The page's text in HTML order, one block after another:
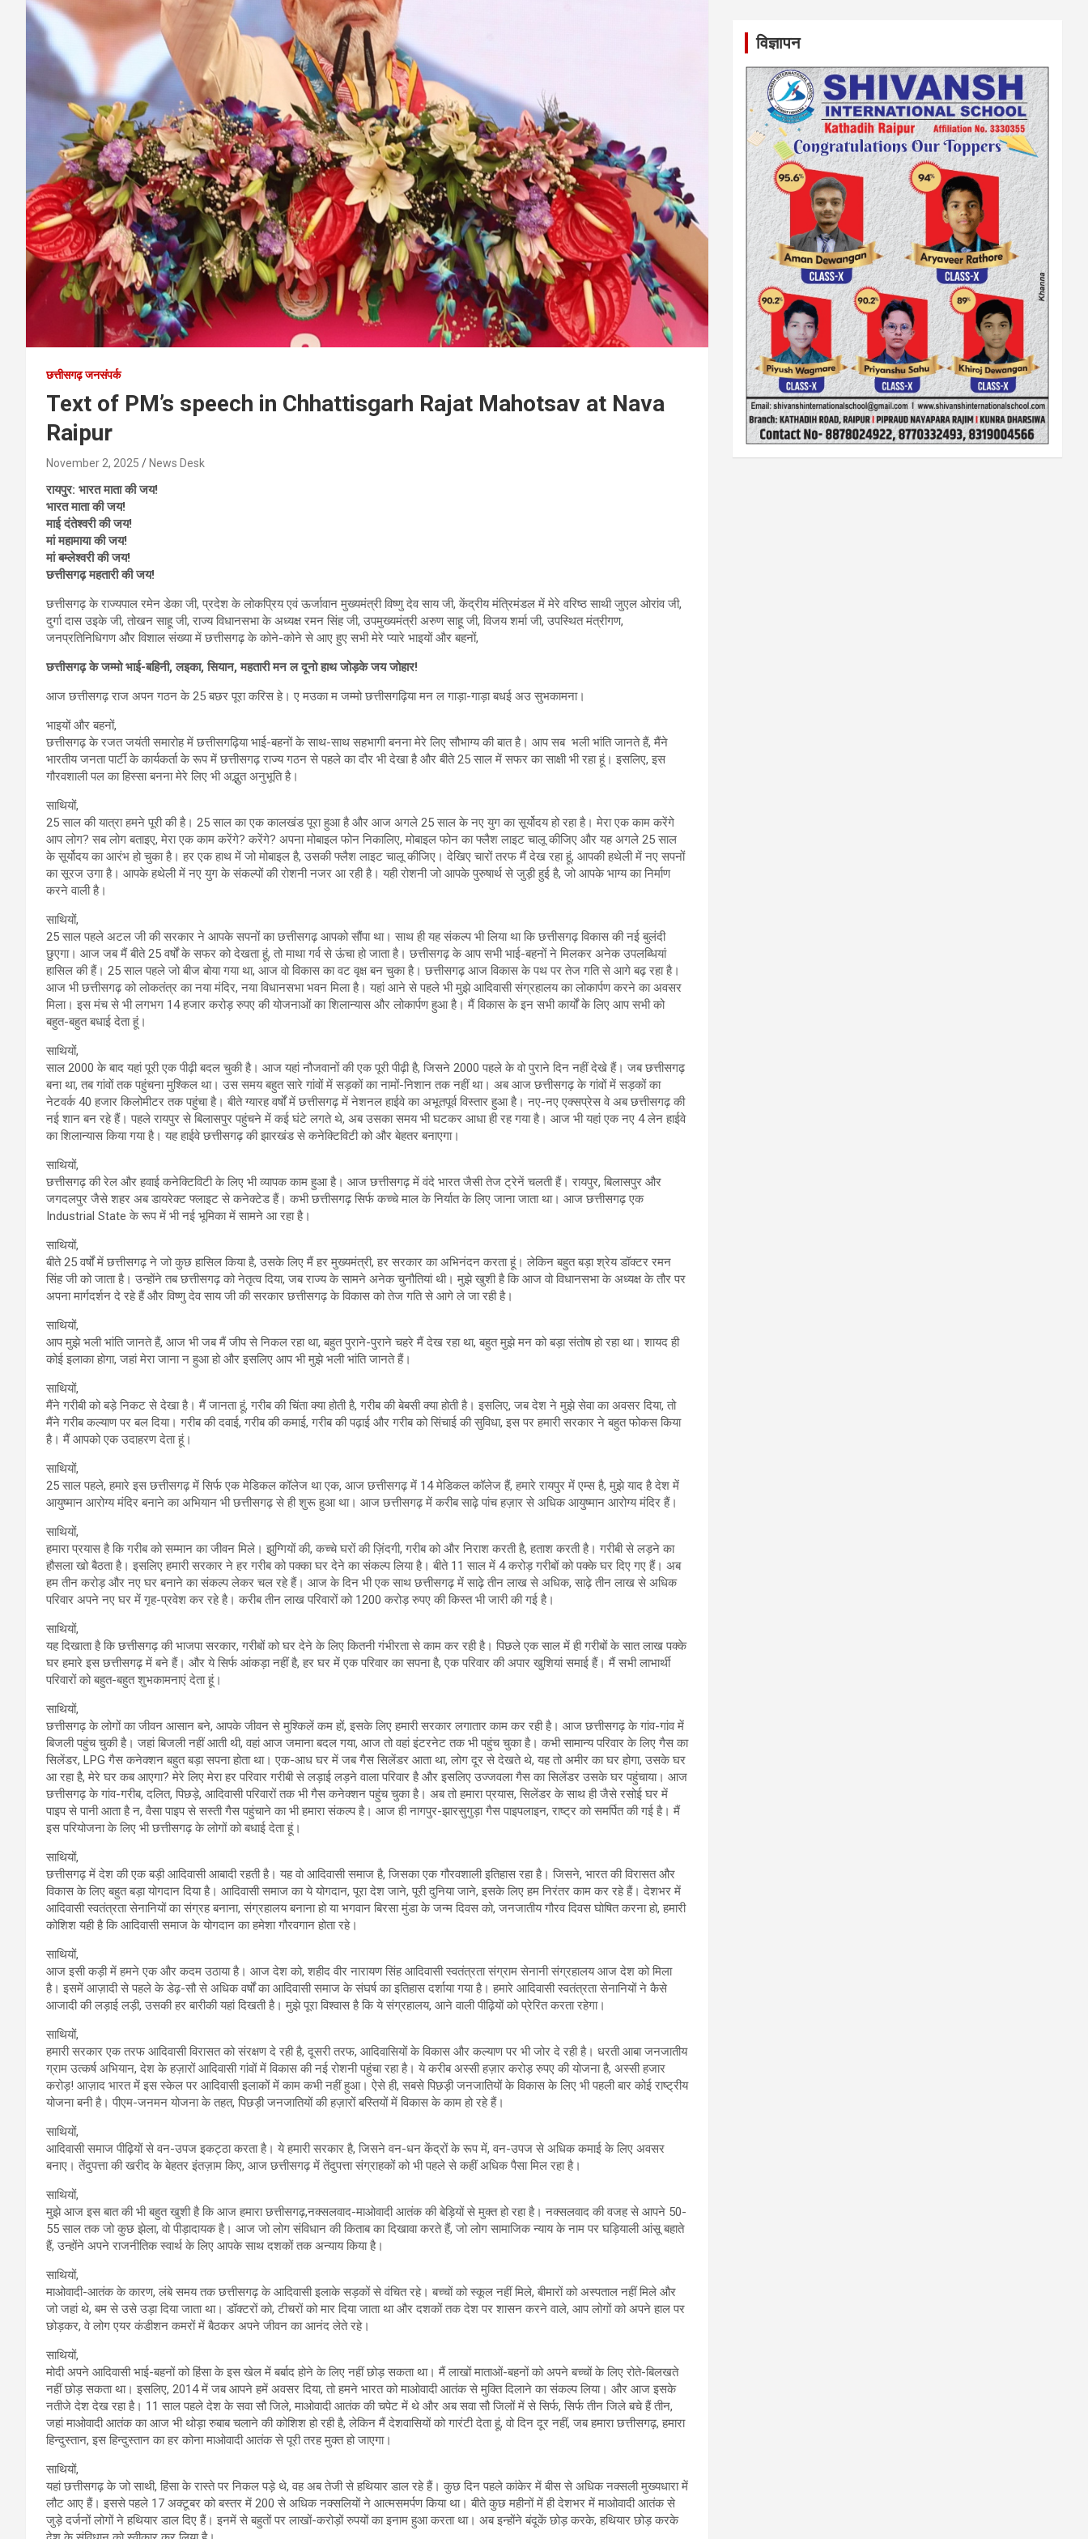
छत्तीसगढ़ जनसंपर्क
Text of PM’s speech in Chhattisgarh Rajat Mahotsav at Nava
Raipur
November 2, 2025 News Desk
रायपुर: भारत माता की जय!
भारत माता की जय!
माई दंतेश्वरी की जय!
मां महामाया की जय!
मां बम्लेश्वरी की जय!
छत्तीसगढ़ महतारी की जय!
छत्तीसगढ़ के राज्यपाल रमेन डेका जी, प्रदेश के लोकप्रिय एवं ऊर्जावान मुख्यमंत्री विष्णु देव साय जी, केंद्रीय मंत्रिमंडल में मेरे वरिष्ठ साथी जुएल ओरांव जी,
दुर्गा दास उइके जी, तोखन साहू जी, राज्‍य विधानसभा के अध्यक्ष रमन सिंह जी, उपमुख्यमंत्री अरुण साहू जी, विजय शर्मा जी, उपस्थित मंत्रीगण,
जनप्रतिनिधिगण और विशाल संख्या में छत्तीसगढ़ के कोने-कोने से आए हुए सभी मेरे प्यारे भाइयों और बहनों,
छत्तीसगढ़ के जम्मो भाई-बहिनी, लइका, सियान, महतारी मन ल दूनो हाथ जोड़के जय जोहार!
आज छत्तीसगढ़ राज अपन गठन के 25 बछर पूरा करिस हे। ए मउका म जम्मो छत्तीसगढ़िया मन ल गाड़ा-गाड़ा बधई अउ सुभकामना।
भाइयों और बहनों,
छत्तीसगढ़ के रजत जयंती समारोह में छत्तीसगढ़िया भाई-बहनों के साथ-साथ सहभागी बनना मेरे लिए सौभाग्य की बात है। आप सब भली भांति जानते हैं, मैंने
भारतीय जनता पार्टी के कार्यकर्ता के रूप में छत्तीसगढ़ राज्य गठन से पहले का दौर भी देखा है और बीते 25 साल में सफर का साक्षी भी रहा हूं। इसलिए, इस
गौरवशाली पल का हिस्सा बनना मेरे लिए भी अद्भुत अनुभूति है।
साथियों,
25 साल की यात्रा हमने पूरी की है। 25 साल का एक कालखंड पूरा हुआ है और आज अगले 25 साल के नए युग का सूर्योदय हो रहा है। मेरा एक काम करेंगे
आप लोग? सब लोग बताइए, मेरा एक काम करेंगे? करेंगे? अपना मोबाइल फोन निकालिए, मोबाइल फोन का फ्लैश लाइट चालू कीजिए और यह अगले 25 साल
के सूर्योदय का आरंभ हो चुका है। हर एक हाथ में जो मोबाइल है, उसकी फ्लैश लाइट चालू कीजिए। देखिए चारों तरफ मैं देख रहा हूं, आपकी हथेली में नए सपनों
का सूरज उगा है। आपके हथेली में नए युग के संकल्पों की रोशनी नजर आ रही है। यही रोशनी जो आपके पुरुषार्थ से जुड़ी हुई है, जो आपके भाग्य का निर्माण
करने वाली है।
साथियों,
25 साल पहले अटल जी की सरकार ने आपके सपनों का छत्तीसगढ़ आपको सौंपा था। साथ ही यह संकल्प भी लिया था कि छत्तीसगढ़ विकास की नई बुलंदी
छुएगा। आज जब मैं बीते 25 वर्षों के सफर को देखता हूं, तो माथा गर्व से ऊंचा हो जाता है। छत्तीसगढ़ के आप सभी भाई-बहनों ने मिलकर अनेक उपलब्धियां
हासिल की हैं। 25 साल पहले जो बीज बोया गया था, आज वो विकास का वट वृक्ष बन चुका है। छत्तीसगढ़ आज विकास के पथ पर तेज गति से आगे बढ़ रहा है।
आज भी छत्तीसगढ़ को लोकतंत्र का नया मंदिर, नया विधानसभा भवन मिला है। यहां आने से पहले भी मुझे आदिवासी संग्रहालय का लोकार्पण करने का अवसर
मिला। इस मंच से भी लगभग 14 हजार करोड़ रुपए की योजनाओं का शिलान्यास और लोकार्पण हुआ है। मैं विकास के इन सभी कार्यों के लिए आप सभी को
बहुत-बहुत बधाई देता हूं।
साथियों,
साल 2000 के बाद यहां पूरी एक पीढ़ी बदल चुकी है। आज यहां नौजवानों की एक पूरी पीढ़ी है, जिसने 2000 पहले के वो पुराने दिन नहीं देखे हैं। जब छत्तीसगढ़
बना था, तब गांवों तक पहुंचना मुश्किल था। उस समय बहुत सारे गांवों में सड़कों का नामों-निशान तक नहीं था। अब आज छत्तीसगढ़ के गांवों में सड़कों का
नेटवर्क 40 हजार किलोमीटर तक पहुंचा है। बीते ग्यारह वर्षों में छत्तीसगढ़ में नेशनल हाईवे का अभूतपूर्व विस्तार हुआ है। नए-नए एक्सप्रेस वे अब छत्तीसगढ़ की
नई शान बन रहे हैं। पहले रायपुर से बिलासपुर पहुंचने में कई घंटे लगते थे, अब उसका समय भी घटकर आधा ही रह गया है। आज भी यहां एक नए 4 लेन हाईवे
का शिलान्यास किया गया है। यह हाईवे छत्तीसगढ़ की झारखंड से कनेक्टिविटी को और बेहतर बनाएगा।
साथियों,
छत्तीसगढ़ की रेल और हवाई कनेक्टिविटी के लिए भी व्यापक काम हुआ है। आज छत्तीसगढ़ में वंदे भारत जैसी तेज ट्रेनें चलती हैं। रायपुर, बिलासपुर और
जगदलपुर जैसे शहर अब डायरेक्‍ट फ्लाइट से कनेक्टेड हैं। कभी छत्तीसगढ़ सिर्फ कच्चे माल के निर्यात के लिए जाना जाता था। आज छत्तीसगढ़ एक
Industrial State के रूप में भी नई भूमिका में सामने आ रहा है।
साथियों,
बीते 25 वर्षों में छत्तीसगढ़ ने जो कुछ हासिल किया है, उसके लिए मैं हर मुख्‍यमंत्री, हर सरकार का अभिनंदन करता हूं। लेकिन बहुत बड़ा श्रेय डॉक्टर रमन
सिंह जी को जाता है। उन्होंने तब छत्तीसगढ़ को नेतृत्व दिया, जब राज्‍य के सामने अनेक चुनौतियां थी। मुझे खुशी है कि आज वो विधानसभा के अध्यक्ष के तौर पर
अपना मार्गदर्शन दे रहे हैं और विष्‍णु देव साय जी की सरकार छत्तीसगढ़ के विकास को तेज गति से आगे ले जा रही है।
साथियों,
आप मुझे भली भांति जानते हैं, आज भी जब मैं जीप से निकल रहा था, बहुत पुराने-पुराने चहरे मैं देख रहा था, बहुत मुझे मन को बड़ा संतोष हो रहा था। शायद ही
कोई इलाका होगा, जहां मेरा जाना न हुआ हो और इसलिए आप भी मुझे भली भांति जानते हैं।
साथियों,
मैंने गरीबी को बड़े निकट से देखा है। मैं जानता हूं, गरीब की चिंता क्या होती है, गरीब की बेबसी क्या होती है। इसलिए, जब देश ने मुझे सेवा का अवसर दिया, तो
मैंने गरीब कल्याण पर बल दिया। गरीब की दवाई, गरीब की कमाई, गरीब की पढ़ाई और गरीब को सिंचाई की सुविधा, इस पर हमारी सरकार ने बहुत फोकस किया
है। मैं आपको एक उदाहरण देता हूं।
साथियों,
25 साल पहले, हमारे इस छत्तीसगढ़ में सिर्फ एक मेडिकल कॉलेज था एक, आज छत्तीसगढ़ में 14 मेडिकल कॉलेज हैं, हमारे रायपुर में एम्स है, मुझे याद है देश में
आयुष्मान आरोग्य मंदिर बनाने का अभियान भी छत्तीसगढ़ से ही शुरू हुआ था। आज छत्तीसगढ़ में करीब साढ़े पांच हज़ार से अधिक आयुष्मान आरोग्य मंदिर हैं।
साथियों,
हमारा प्रयास है कि गरीब को सम्मान का जीवन मिले। झुग्गियों की, कच्चे घरों की ज़िंदगी, गरीब को और निराश करती है, हताश करती है। गरीबी से लड़ने का
हौसला खो बैठता है। इसलिए हमारी सरकार ने हर गरीब को पक्का घर देने का संकल्प लिया है। बीते 11 साल में 4 करोड़ गरीबों को पक्के घर दिए गए हैं। अब
हम तीन करोड़ और नए घर बनाने का संकल्प लेकर चल रहे हैं। आज के दिन भी एक साथ छत्तीसगढ़ में साढ़े तीन लाख से अधिक, साढ़े तीन लाख से अधिक
परिवार अपने नए घर में गृह-प्रवेश कर रहे है। करीब तीन लाख परिवारों को 1200 करोड़ रुपए की किस्त भी जारी की गई है।
साथियों,
यह दिखाता है कि छत्तीसगढ़ की भाजपा सरकार, गरीबों को घर देने के लिए कितनी गंभीरता से काम कर रही है। पिछले एक साल में ही गरीबों के सात लाख पक्के
घर हमारे इस छत्तीसगढ़ में बने हैं। और ये सिर्फ आंकड़ा नहीं है, हर घर में एक परिवार का सपना है, एक परिवार की अपार खुशियां समाई हैं। मैं सभी लाभार्थी
परिवारों को बहुत-बहुत शुभकामनाएं देता हूं।
साथियों,
छत्तीसगढ़ के लोगों का जीवन आसान बने, आपके जीवन से मुश्किलें कम हों, इसके लिए हमारी सरकार लगातार काम कर रही है। आज छत्तीसगढ़ के गांव-गांव में
बिजली पहुंच चुकी है। जहां बिजली नहीं आती थी, वहां आज जमाना बदल गया, आज तो वहां इंटरनेट तक भी पहुंच चुका है। कभी सामान्य परिवार के लिए गैस का
सिलेंडर, LPG गैस कनेक्शन बहुत बड़ा सपना होता था। एक-आध घर में जब गैस सिलेंडर आता था, लोग दूर से देखते थे, यह तो अमीर का घर होगा, उसके घर
आ रहा है, मेरे घर कब आएगा? मेरे लिए मेरा हर परिवार गरीबी से लड़ाई लड़ने वाला परिवार है और इसलिए उज्जवला गैस का सिलेंडर उसके घर पहुंचाया। आज
छत्तीसगढ़ के गांव-गरीब, दलित, पिछड़े, आदिवासी परिवारों तक भी गैस कनेक्शन पहुंच चुका है। अब तो हमारा प्रयास, सिलेंडर के साथ ही जैसे रसोई घर में
पाइप से पानी आता है न, वैसा पाइप से सस्ती गैस पहुंचाने का भी हमारा संकल्प है। आज ही नागपुर-झारसुगुड़ा गैस पाइपलाइन, राष्ट्र को समर्पित की गई है। मैं
इस परियोजना के लिए भी छत्तीसगढ़ के लोगों को बधाई देता हूं।
साथियों,
छत्तीसगढ़ में देश की एक बड़ी आदिवासी आबादी रहती है। यह वो आदिवासी समाज है, जिसका एक गौरवशाली इतिहास रहा है। जिसने, भारत की विरासत और
विकास के लिए बहुत बड़ा योगदान दिया है। आदिवासी समाज का ये योगदान, पूरा देश जाने, पूरी दुनिया जाने, इसके लिए हम निरंतर काम कर रहे हैं। देशभर में
आदिवासी स्वतंत्रता सेनानियों का संग्रह बनाना, संग्रहालय बनाना हो या भगवान बिरसा मुंडा के जन्म दिवस को, जनजातीय गौरव दिवस घोषित करना हो, हमारी
कोशिश यही है कि आदिवासी समाज के योगदान का हमेशा गौरवगान होता रहे।
साथियों,
आज इसी कड़ी में हमने एक और कदम उठाया है। आज देश को, शहीद वीर नारायण सिंह आदिवासी स्वतंत्रता संग्राम सेनानी संग्रहालय आज देश को मिला
है। इसमें आज़ादी से पहले के डेढ़-सौ से अधिक वर्षों का आदिवासी समाज के संघर्ष का इतिहास दर्शाया गया है। हमारे आदिवासी स्वतंत्रता सेनानियों ने कैसे
आजादी की लड़ाई लड़ी, उसकी हर बारीकी यहां दिखती है। मुझे पूरा विश्वास है कि ये संग्रहालय, आने वाली पीढ़ियों को प्रेरित करता रहेगा।
साथियों,
हमारी सरकार एक तरफ आदिवासी विरासत को संरक्षण दे रही है, दूसरी तरफ, आदिवासियों के विकास और कल्याण पर भी जोर दे रही है। धरती आबा जनजातीय
ग्राम उत्कर्ष अभियान, देश के हज़ारों आदिवासी गांवों में विकास की नई रोशनी पहुंचा रहा है। ये करीब अस्सी हज़ार करोड़ रुपए की योजना है, अस्‍सी हजार
करोड़! आज़ाद भारत में इस स्केल पर आदिवासी इलाकों में काम कभी नहीं हुआ। ऐसे ही, सबसे पिछड़ी जनजातियों के विकास के लिए भी पहली बार कोई राष्ट्रीय
योजना बनी है। पीएम-जनमन योजना के तहत, पिछड़ी जनजातियों की हज़ारों बस्तियों में विकास के काम हो रहे हैं।
साथियों,
आदिवासी समाज पीढ़ियों से वन-उपज इकट्ठा करता है। ये हमारी सरकार है, जिसने वन-धन केंद्रों के रूप में, वन-उपज से अधिक कमाई के लिए अवसर
बनाए। तेंदुपत्ता की खरीद के बेहतर इंतज़ाम किए, आज छत्तीसगढ़ में तेंदुपत्ता संग्राहकों को भी पहले से कहीं अधिक पैसा मिल रहा है।
साथियों,
मुझे आज इस बात की भी बहुत खुशी है कि आज हमारा छत्तीसगढ़,नक्सलवाद-माओवादी आतंक की बेड़ियों से मुक्त हो रहा है। नक्सलवाद की वजह से आपने 50-
55 साल तक जो कुछ झेला, वो पीड़ादायक है। आज जो लोग संविधान की किताब का दिखावा करते हैं, जो लोग सामाजिक न्याय के नाम पर घड़ियाली आंसू बहाते
हैं, उन्होंने अपने राजनीतिक स्वार्थ के लिए आपके साथ दशकों तक अन्याय किया है।
साथियों,
माओवादी-आतंक के कारण, लंबे समय तक छत्तीसगढ़ के आदिवासी इलाके सड़कों से वंचित रहे। बच्चों को स्कूल नहीं मिले, बीमारों को अस्पताल नहीं मिले और
जो जहां थे, बम से उसे उड़ा दिया जाता था। डॉक्टरों को, टीचरों को मार दिया जाता था और दशकों तक देश पर शासन करने वाले, आप लोगों को अपने हाल पर
छोड़कर, वे लोग एयर कंडीशन कमरों में बैठकर अपने जीवन का आनंद लेते रहे।
साथियों,
मोदी अपने आदिवासी भाई-बहनों को हिंसा के इस खेल में बर्बाद होने के लिए नहीं छोड़ सकता था। मैं लाखों माताओं-बहनों को अपने बच्चों के लिए रोते-बिलखते
नहीं छोड़ सकता था। इसलिए, 2014 में जब आपने हमें अवसर दिया, तो हमने भारत को माओवादी आतंक से मुक्ति दिलाने का संकल्प लिया। और आज इसके
नतीजे देश देख रहा है। 11 साल पहले देश के सवा सौ जिले, माओवादी आतंक की चपेट में थे और अब सवा सौ जिलों में से सिर्फ, सिर्फ तीन जिले बचे हैं तीन,
जहां माओवादी आतंक का आज भी थोड़ा रुबाब चलाने की कोशिश हो रही है, लेकिन मैं देशवासियों को गारंटी देता हूं, वो दिन दूर नहीं, जब हमारा छत्तीसगढ़, हमारा
हिन्‍दुस्‍तान, इस हिन्‍दुस्‍तान का हर कोना माओवादी आतंक से पूरी तरह मुक्त हो जाएगा।
साथियों,
यहां छत्तीसगढ़ के जो साथी, हिंसा के रास्ते पर निकल पड़े थे, वह अब तेजी से हथियार डाल रहे हैं। कुछ दिन पहले कांकेर में बीस से अधिक नक्सली मुख्यधारा में
लौट आए हैं। इससे पहले 17 अक्टूबर को बस्तर में 200 से अधिक नक्सलियों ने आत्मसमर्पण किया था। बीते कुछ महीनों में ही देशभर में माओवादी आतंक से
जुड़े दर्जनों लोगों ने हथियार डाल दिए हैं। इनमें से बहुतों पर लाखों-करोड़ों रुपयों का इनाम हुआ करता था। अब इन्होंने बंदूकें छोड़ करके, हथियार छोड़ करके
विज्ञापन